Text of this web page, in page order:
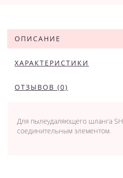
ОПИСАНИЕ
ХАРАКТЕРИСТИКИ
ОТЗЫВОВ (0)
Для пылеудаляющего шланга
соединительным элементом.